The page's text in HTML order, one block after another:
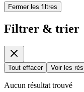
Fermer les filtres
Filtrer & trier
Tout effacer Voir les
Aucun résultat trouvé